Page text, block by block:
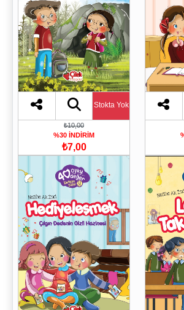
Stokta Yok
₺10,00
%30 İNDİRİM
₺7,00